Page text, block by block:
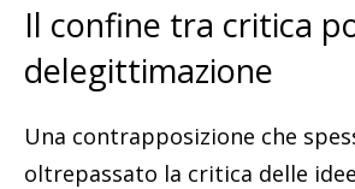
Il confine tra critica
delegittimazione
Una contrapposizione che
oltrepassato la critica delle